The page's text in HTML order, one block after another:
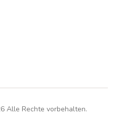
Alle Rechte vorbehalten.